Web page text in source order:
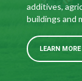
additives,
buildings and
LEARN MORE